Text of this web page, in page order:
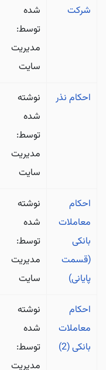
شرکت
شده
توسط:
مدیریت
سایت
احکام نذر
نوشته
شده
توسط:
مدیریت
سایت
احکام
معاملات
بانکی
(قسمت
پایانی)
نوشته
شده
توسط:
مدیریت
سایت
احکام
معاملات
بانکی (2)
نوشته
شده
توسط:
مدیریت